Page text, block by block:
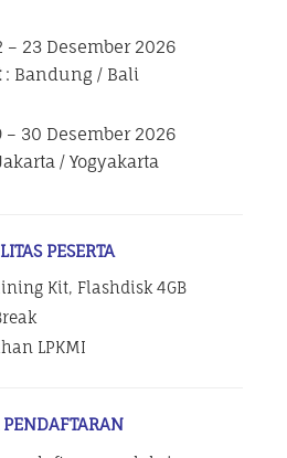
– 23 Desember 2026
: Bandung / Bali
– 30 Desember 2026
/ Yogyakarta
PESERTA
Kit, Flashdisk 4GB
LPKMI
PENDAFTARAN